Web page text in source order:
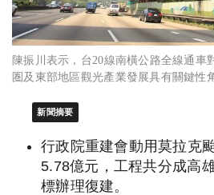
陳振川表示，台20線南橫公路全線通車
圏及東部地區觀光產業發展具有關鍵性
新聞摘要
行政院重建會動用莫拉克
5.78億元，工程共分成高
標辦理復建。